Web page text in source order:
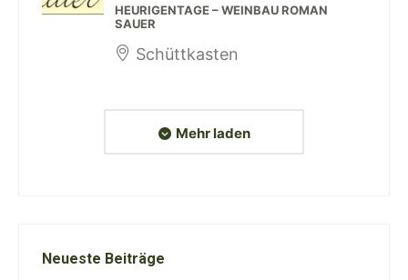
HEURIGENTAGE – WEINBAU ROMAN
SAUER
Schüttkasten
Mehr laden
Neueste Beiträge